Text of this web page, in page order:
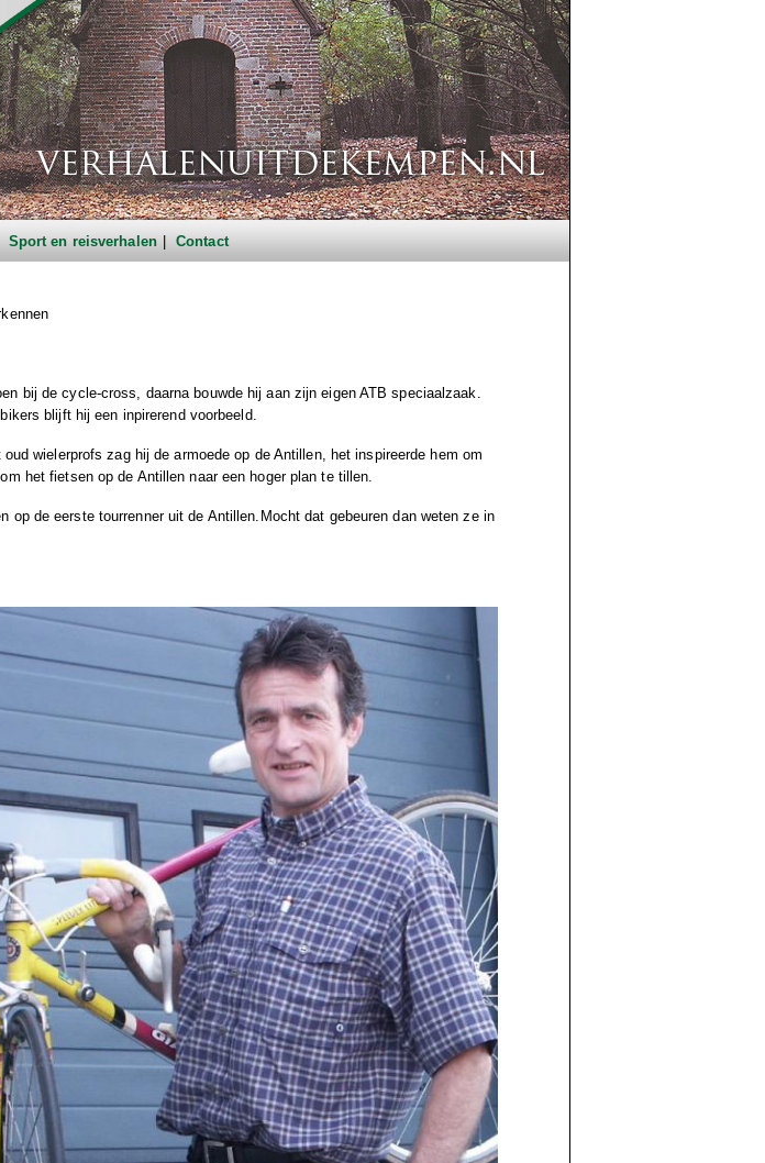
Sport en reisverhalen Contact
bij de cycle-cross, daarna bouwde hij aan zijn eigen ATB speciaalzaak.
blijft hij een inpirerend voorbeeld.
wielerprofs zag hij de armoede op de Antillen, het inspireerde hem om
het fietsen op de Antillen naar een hoger plan te tillen.
op de eerste tourrenner uit de Antillen.Mocht dat gebeuren dan weten ze in